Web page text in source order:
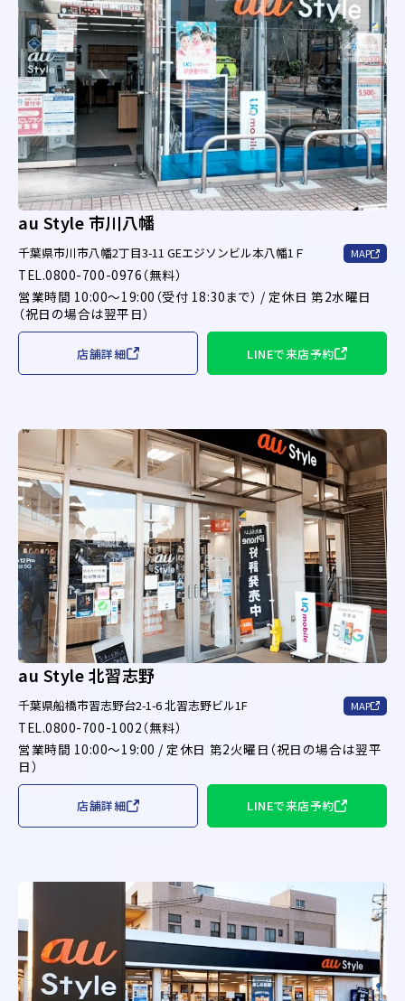
au Style 市川八幡
千葉県市川市八幡2丁目3-11 GEエジソンビル本八幡1Ｆ MAP
TEL.0800-700-0976（無料）
営業時間 10:00～19:00（受付 18:30まで） / 定休日 第2水曜日
（祝日の場合は翌平日）
店舗詳細 LINEで来店予約
au Style 北習志野
千葉県船橋市習志野台2-1-6 北習志野ビル1F MAP
TEL.0800-700-1002（無料）
営業時間 10:00～19:00 / 定休日 第2火曜日（祝日の場合は翌平
日）
店舗詳細 LINEで来店予約